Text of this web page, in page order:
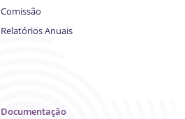
Comissão
Relatórios Anuais
Documentação